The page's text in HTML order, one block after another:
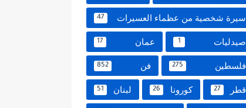
سيرة شخصية من عظماء العسيرات 47
صيدليات 1 عمان 17
فلسطين 275 فن 852
قطر 27 كورونا 26 لبنان 51